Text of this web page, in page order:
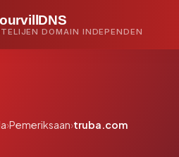
DOMAIN INDEPENDEN
›Pemeriksaan›truba.com